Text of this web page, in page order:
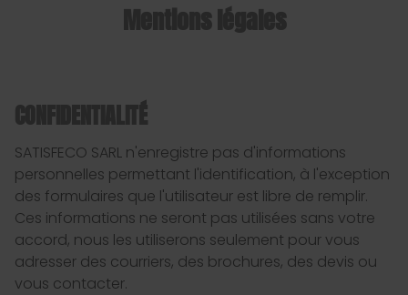
Mentions légales
CONFIDENTIALITÉ
SATISFECO SARL n'enregistre pas d'informations
personnelles permettant l'identification, à l'exception
des formulaires que l'utilisateur est libre de remplir.
Ces informations ne seront pas utilisées sans votre
accord, nous les utiliserons seulement pour vous
adresser des courriers, des brochures, des devis ou
vous contacter.